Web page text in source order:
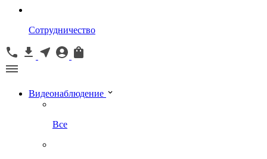
Сотрудничество
Видеонаблюдение
Все